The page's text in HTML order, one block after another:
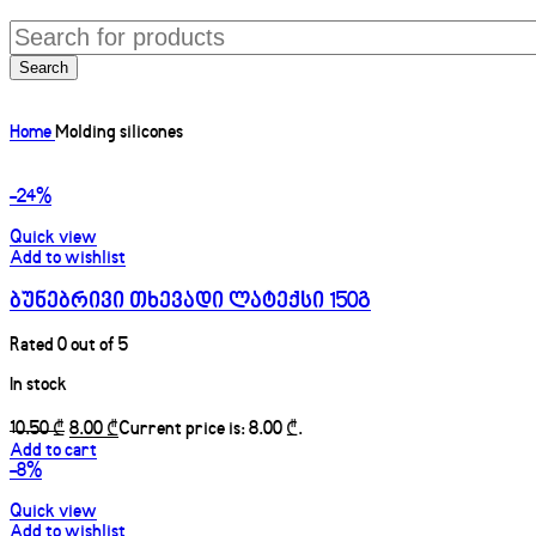
Search
HomeMolding silicones
-24%
Quick view
Add to wishlist
ბუნებრივი თხევადი ლატექსი 150გ
Rated 0out of 5
In stock
10.50₾ 8.00₾
Add to cart
-8%
Quick view